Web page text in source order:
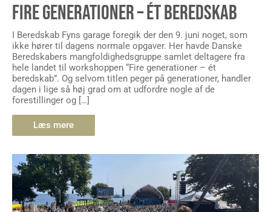
FIRE GENERATIONER – ÉT BEREDSKAB
I Beredskab Fyns garage foregik der den 9. juni noget, som
ikke hører til dagens normale opgaver. Her havde Danske
Beredskabers mangfoldighedsgruppe samlet deltagere fra
hele landet til workshoppen “Fire generationer – ét
beredskab”. Og selvom titlen peger på generationer, handler
dagen i lige så høj grad om at udfordre nogle af de
forestillinger og […]
Læs mere